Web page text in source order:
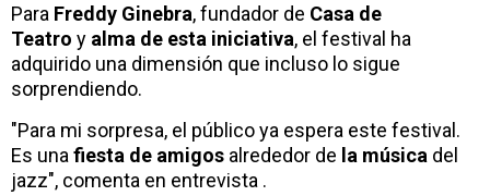
Para Freddy Ginebra, fundador de Casa de
Teatro y alma de esta iniciativa, el festival ha
adquirido una dimensión que incluso lo sigue
sorprendiendo.
"Para mi sorpresa, el público ya espera este festival.
Es una fiesta de amigos alrededor de la música del
jazz", comenta en entrevista .